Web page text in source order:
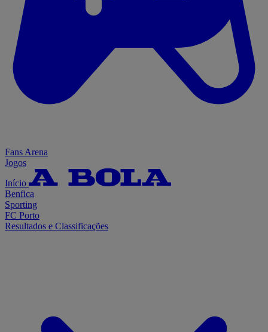
Fans Arena
Jogos
Início
Benfica
Sporting
FC Porto
Resultados e Classificações